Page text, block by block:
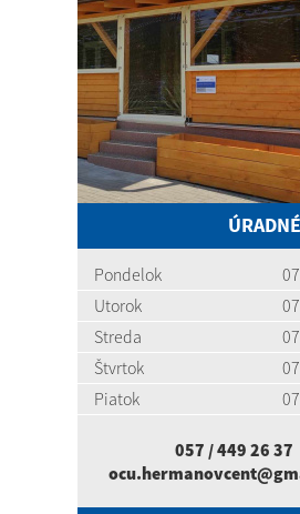
Pondelok
Utorok
Streda
Štvrtok
Piatok
057 / 449 26 37